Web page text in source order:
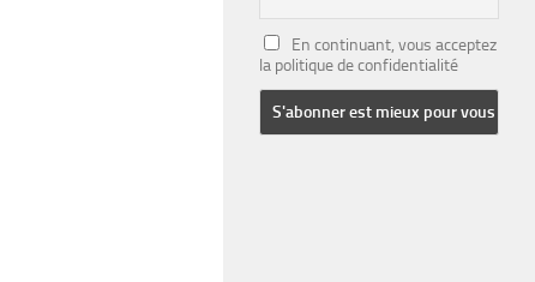
En continuant, vous acceptez
la politique de confidentialité